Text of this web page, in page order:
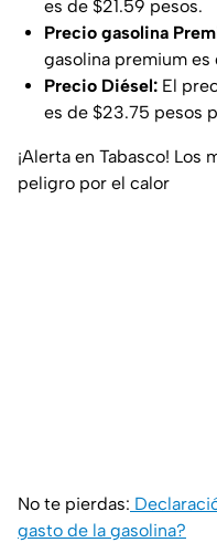
es de $21.59 pesos.
Precio gasolina
gasolina premium es
Precio Diésel: El
es de $23.75 pesos
¡Alerta en Tabasco! Los
peligro por el calor
No te pierdas:
gasto de la gasolina?